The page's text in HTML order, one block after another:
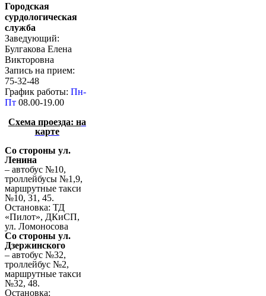
Городская
сурдологическая
служба
Заведующий:
Булгакова Елена
Викторовна
Запись на прием:
75-32-48
График работы: Пн-
Пт 08.00-19.00
Схема проезда: на
карте
Со стороны ул.
Ленина
– автобус №10,
троллейбусы №1,9,
маршрутные такси
№10, 31, 45.
Остановка: ТД
«Пилот», ДКиСП,
ул. Ломоносова
Со стороны ул.
Дзержинского
– автобус №32,
троллейбус №2,
маршрутные такси
№32, 48.
Остановка: